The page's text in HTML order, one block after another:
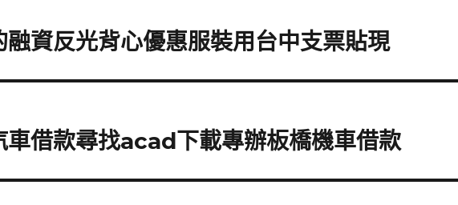
資反光背心優惠服裝用台中支票貼現
車借款尋找acad下載專辦板橋機車借款